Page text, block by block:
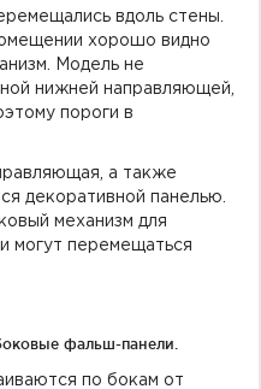
вдоль стены.
хорошо видно
Модель не
нижней направляющей,
пороги в
а также
декоративной панелью.
механизм для
могут перемещаться
фальш-панели.
по бокам от